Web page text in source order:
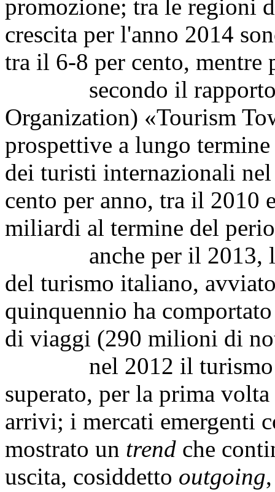
promozione; tra le regioni
crescita per l'anno 2014
tra il 6-8 per cento, mentre
secondo il rapporto
Organization) «Tourism
prospettive a lungo
dei turisti internazionali
cento per anno, tra il 2010
miliardi al termine del
anche per il 2013,
del turismo italiano,
quinquennio ha
di viaggi (290 milioni di
nel 2012 il turismo
superato, per la prima
arrivi; i mercati emergenti
mostrato un trend che
uscita, cosiddetto outgoing